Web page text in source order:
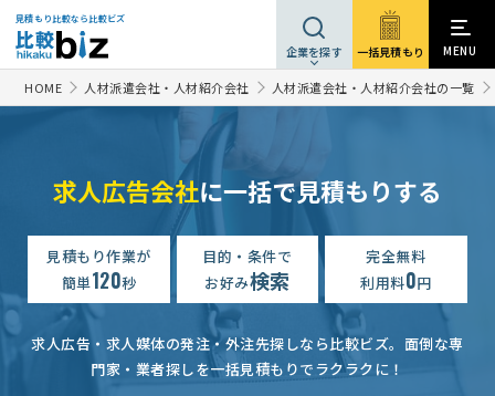
見積もり比較なら比較ビズ
企業を探す 一括見積もり MENU
HOME 人材派遣会社・人材紹介会社 人材派遣会社・人材紹介会社の一覧
求人広告会社に一括で見積もりする
見積もり作業が
簡単120秒
目的・条件で
お好み検索
完全無料
利用料0円
求人広告・求人媒体の発注・外注先探しなら比較ビズ。 面倒な専
門家・業者探しを一括見積もりでラクラクに！
求人広告の見積もり依頼
【社員募集（酒の専門小売店）】求人広告の見積もり依頼
求人広告の見積もり依頼 予算上限なし 東京都
【ネイリスト業務委託】求人広告の見積もり依頼 相談して決めたい
求人広告の見積もり依頼 1000万円まで 東京都